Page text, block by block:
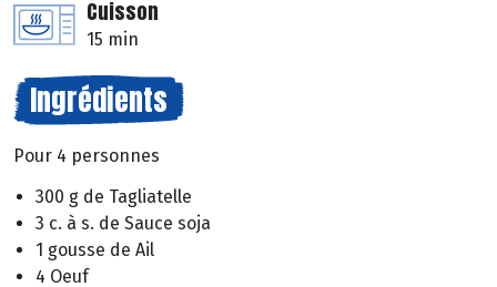
Cuisson
15 min
Ingrédients
Pour 4 personnes
300 g de Tagliatelle
3 c. à s. de Sauce soja
1 gousse de Ail
4 Oeuf